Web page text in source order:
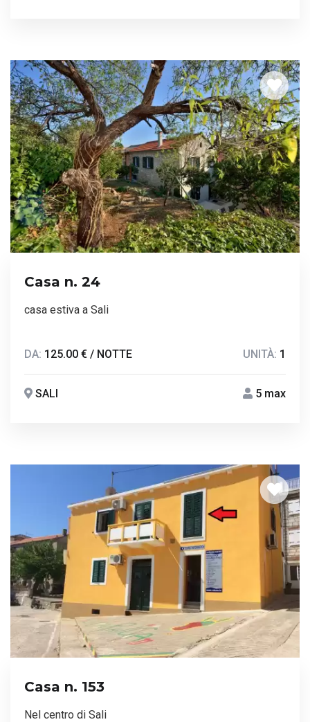
Casa n. 24
casa estiva a Sali
DA: 125.00 € / NOTTE UNITÀ: 1
SALI 5 max
Casa n. 153
Nel centro di Sali